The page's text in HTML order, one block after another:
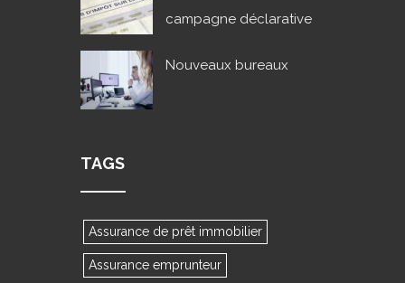
campagne déclarative
Nouveaux bureaux
TAGS
Assurance de prêt immobilier
Assurance emprunteur